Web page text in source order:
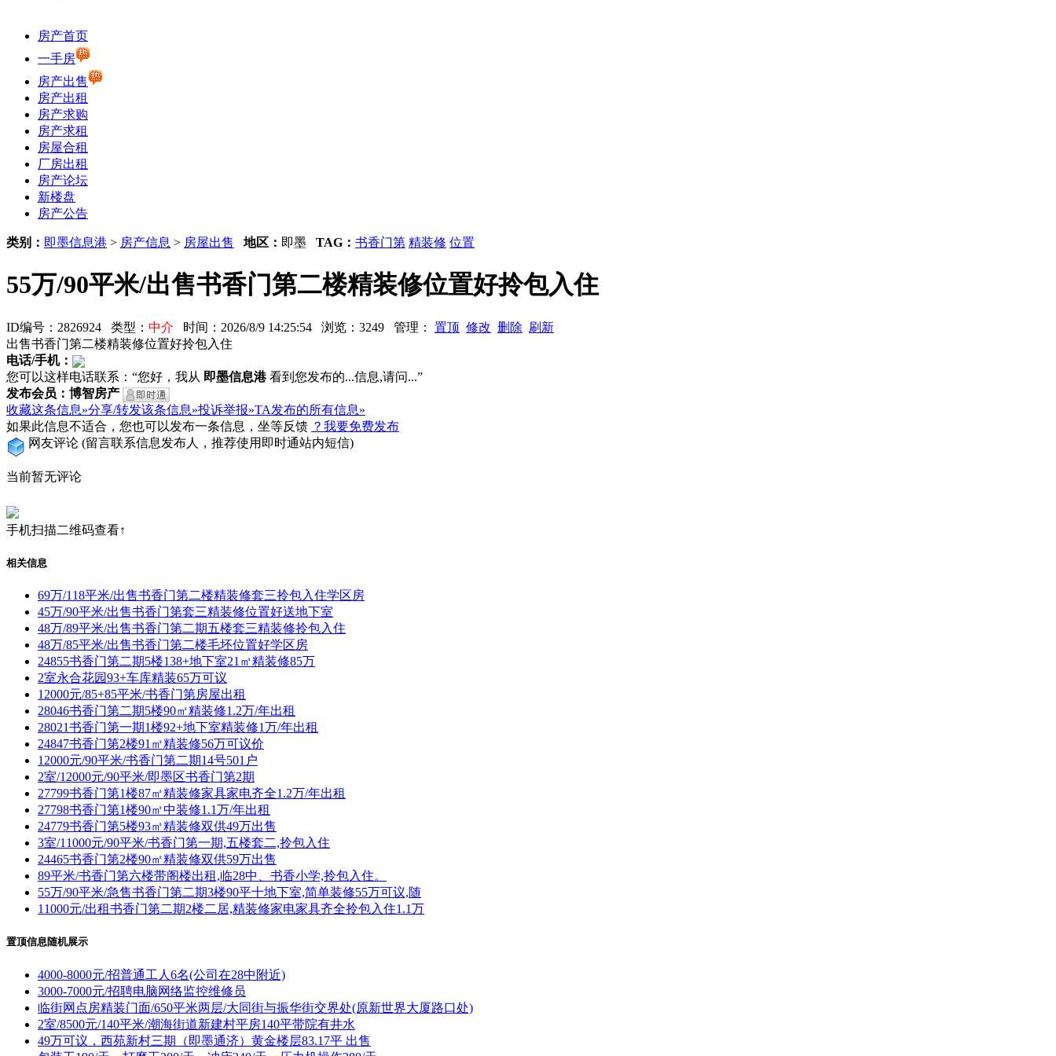
房产首页
一手房
房产出售
房产出租
房产求购
房产求租
房屋合租
厂房出租
房产论坛
新楼盘
房产公告
类别： 即墨信息港 > 房产信息 > 房屋出售 地区： 即墨 TAG： 书香门第 精装修 位置
55万/90平米/出售书香门第二楼精装修位置好拎包入住
ID编号：2826924 类型： 中介 时间：2026/8/9 14:25:54 浏览：3249 管理： 置顶 修改 删除 刷新
出售书香门第二楼精装修位置好拎包入住
电话/手机：
您可以这样电话联系：“您好，我从 即墨信息港看到您发布的...信息,请问...”
发布会员：博智房产
收藏这条信息»分享/转发该条信息»投诉举报»TA发布的所有信息»
如果此信息不适合，您也可以发布一条信息，坐等反馈 ？我要免费发布
网友评论 (留言联系信息发布人，推荐使用即时通站内短信)
当前暂无评论
手机扫描二维码查看↑
相关信息
69万/118平米/出售书香门第二楼精装修套三拎包入住学区房
45万/90平米/出售书香门第套三精装修位置好送地下室
48万/89平米/出售书香门第二期五楼套三精装修拎包入住
48万/85平米/出售书香门第二楼毛坯位置好学区房
24855书香门第二期5楼138+地下室21㎡精装修85万
2室永合花园93+车库精装65万可议
12000元/85+85平米/书香门第房屋出租
28046书香门第二期5楼90㎡精装修1.2万/年出租
28021书香门第一期1楼92+地下室精装修1万/年出租
24847书香门第2楼91㎡精装修56万可议价
12000元/90平米/书香门第二期14号501户
2室/12000元/90平米/即墨区书香门第2期
27799书香门第1楼87㎡精装修家具家电齐全1.2万/年出租
27798书香门第1楼90㎡中装修1.1万/年出租
24779书香门第5楼93㎡精装修双供49万出售
3室/11000元/90平米/书香门第一期,五楼套二,拎包入住
24465书香门第2楼90㎡精装修双供59万出售
89平米/书香门第六楼带阁楼出租,临28中、书香小学,拎包入住。
55万/90平米/急售书香门第二期3楼90平十地下室,简单装修55万可议,随
11000元/出租书香门第二期2楼二居,精装修家电家具齐全拎包入住1.1万
置顶信息随机展示
4000-8000元/招普通工人6名(公司在28中附近)
3000-7000元/招聘电脑网络监控维修员
临街网点房精装门面/650平米两层/大同街与振华街交界处(原新世界大厦路口处)
2室/8500元/140平米/潮海街道新建村平房140平带院有井水
49万可议，西苑新村三期（即墨通济）黄金楼层83.17平 出售